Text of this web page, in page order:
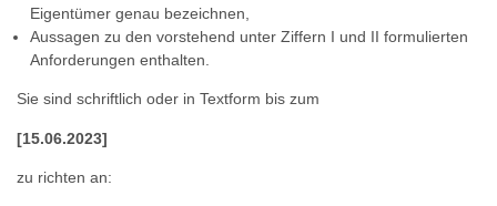
Eigentümer genau bezeichnen,
Aussagen zu den vorstehend unter Ziffern I und II formulierten
Anforderungen enthalten.
Sie sind schriftlich oder in Textform bis zum
[15.06.2023]
zu richten an: